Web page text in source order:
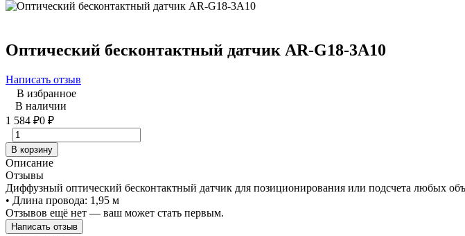
Оптический бесконтактный датчик AR-G18-3A10
Написать отзыв
В избранное
В наличии
1 584 ₽0 ₽
В корзину
Описание
Отзывы
Диффузный оптический бесконтактный датчик для позиционирования или подсчета любых
• Длина провода: 1,95 м
Отзывов ещё нет — ваш может стать первым.
Написать отзыв